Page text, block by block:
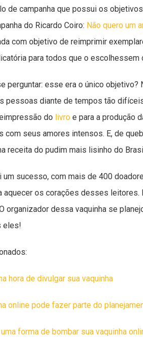
de campanha que possui os
do Ricardo Coiro: Não quero um
com objetivo de reimprimir
para todos que o escolhessem
perguntar: esse era o único objetivo?
pessoas diante de tempos tão
do livro e para a produção
com seus amores intensos. E, de
receita do pudim mais lisinho do
um sucesso, com mais de 400
aquecer os corações desses leitores.
organizador dessa vaquinha se
eles!
hora de divulgar sua vaquinha
online pode fazer parte do
forma de bombar sua vaquinha